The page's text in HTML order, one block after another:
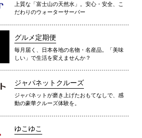
上質な「富士山の天然水」。安心・安全、こ
だわりのウォーターサーバー
グルメ定期便
毎月届く、日本各地の名物・名産品。「美味
しい」で生活を変えませんか？
ジャパネットクルーズ
ジャパネットが磨き上げたおもてなしで、感
動の豪華クルーズ体験を。
ゆこゆこ